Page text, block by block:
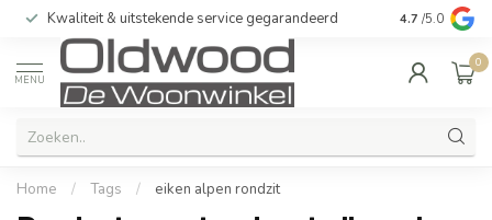
Kwaliteit & uitstekende service gegarandeerd 4.7 /5.0
MENU
0
Home / Tags / eiken alpen rondzit